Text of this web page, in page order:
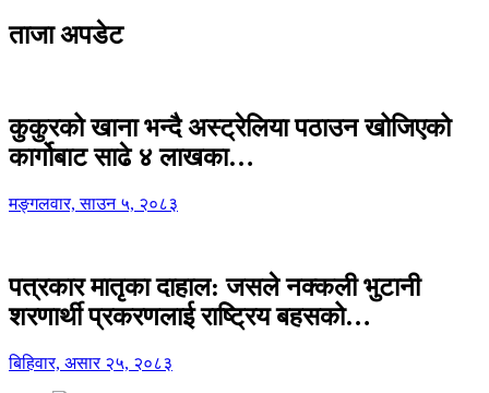
ताजा अपडेट
कुकुरको खाना भन्दै अस्ट्रेलिया पठाउन खोजिएको
कार्गोबाट साढे ४ लाखका…
मङ्गलवार, साउन ५, २०८३
पत्रकार मातृका दाहाल: जसले नक्कली भुटानी
शरणार्थी प्रकरणलाई राष्ट्रिय बहसको…
बिहिवार, असार २५, २०८३